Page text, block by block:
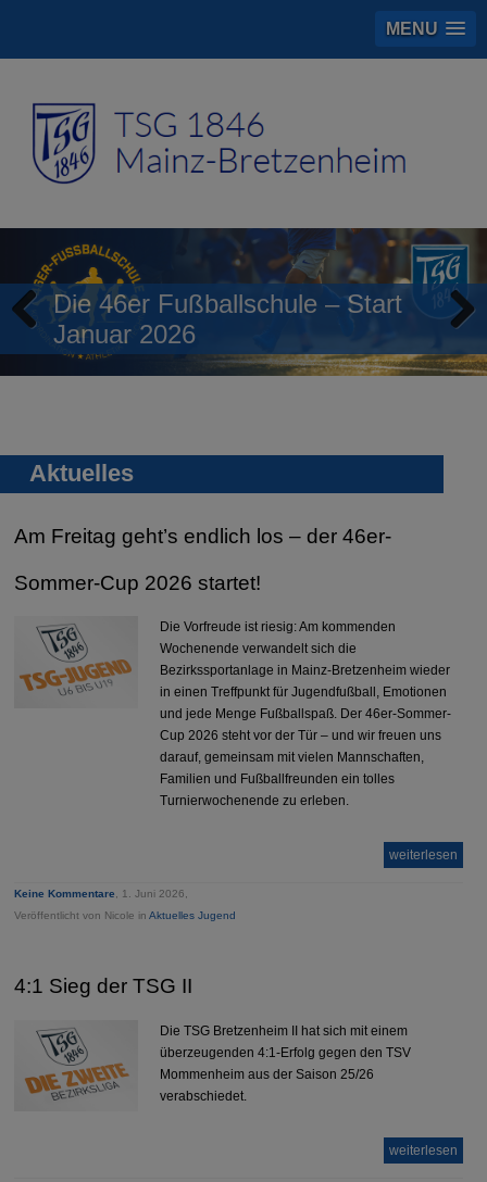
MENU
Die 46er Fußballschule – Start
Januar 2026
Previous
Aktuelles
Am Freitag geht’s endlich los – der 46er-
Sommer-Cup 2026 startet!
Die Vorfreude ist riesig: Am kommenden
Wochenende verwandelt sich die
Bezirkssportanlage in Mainz-Bretzenheim wieder
in einen Treffpunkt für Jugendfußball, Emotionen
und jede Menge Fußballspaß. Der 46er-Sommer-
Cup 2026 steht vor der Tür – und wir freuen uns
darauf, gemeinsam mit vielen Mannschaften,
Familien und Fußballfreunden ein tolles
Turnierwochenende zu erleben.
weiterlesen
Keine Kommentare, 1. Juni 2026,
Veröffentlicht von Nicole inAktuelles Jugend
4:1 Sieg der TSG II
Die TSG Bretzenheim II hat sich mit einem
überzeugenden 4:1-Erfolg gegen den TSV
Mommenheim aus der Saison 25/26
verabschiedet.
weiterlesen